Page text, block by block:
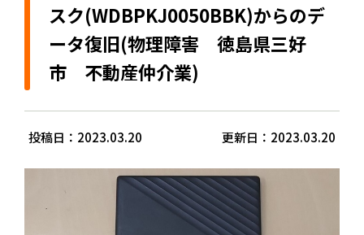
スク(WDBPKJ0050BBK)からのデ
ータ復旧(物理障害 徳島県三好
市 不動産仲介業)
投稿日：2023.03.20 更新日：2023.03.20